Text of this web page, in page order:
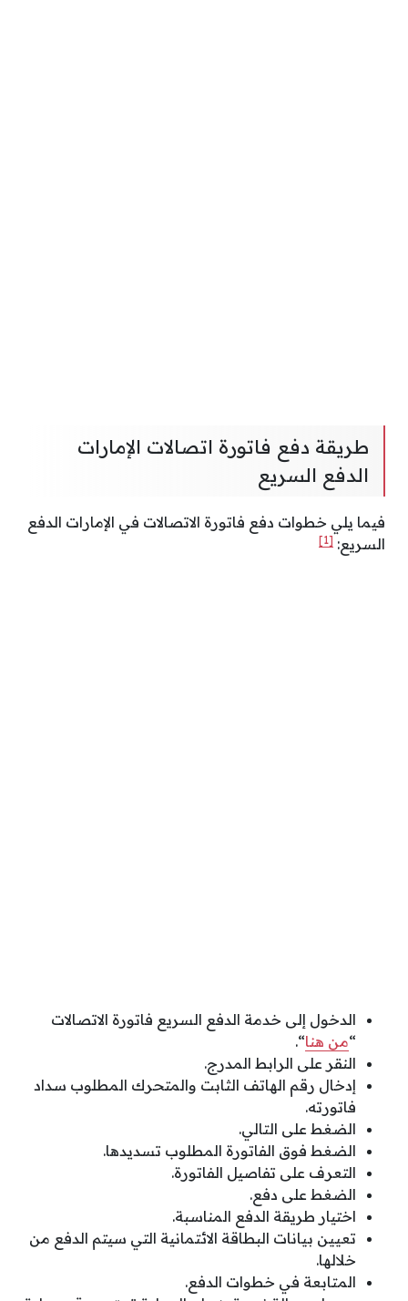
طريقة دفع فاتورة اتصالات الإمارات
الدفع السريع
فيما يلي خطوات دفع فاتورة الاتصالات في الإمارات الدفع
السريع: [1]
الدخول إلى خدمة الدفع السريع فاتورة الاتصالات
“من هنا“.
النقر على الرابط المدرج.
إدخال رقم الهاتف الثابت والمتحرك المطلوب سداد
فاتورته.
الضغط على التالي.
الضغط فوق الفاتورة المطلوب تسديدها.
التعرف على تفاصيل الفاتورة.
الضغط على دفع.
اختيار طريقة الدفع المناسبة.
تعيين بيانات البطاقة الائتمانية التي سيتم الدفع من
خلالها.
المتابعة في خطوات الدفع.